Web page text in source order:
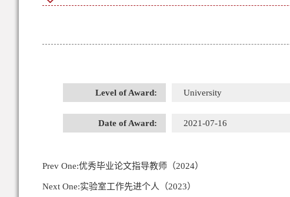
Level of Award: University
Date of Award: 2021-07-16
Prev One:优秀毕业论文指导教师（2024）
Next One:实验室工作先进个人（2023）